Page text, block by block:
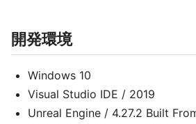
開発環境
Windows 10
Visual Studio IDE / 2019
Unreal Engine / 4.27.2 Built